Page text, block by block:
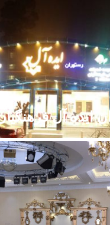
ایده آل